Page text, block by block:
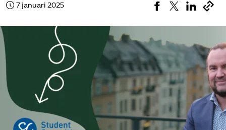
Våra frågor
Kurser och aktiviteter
Om oss
Omsättningsstatistik
7 januari 2025